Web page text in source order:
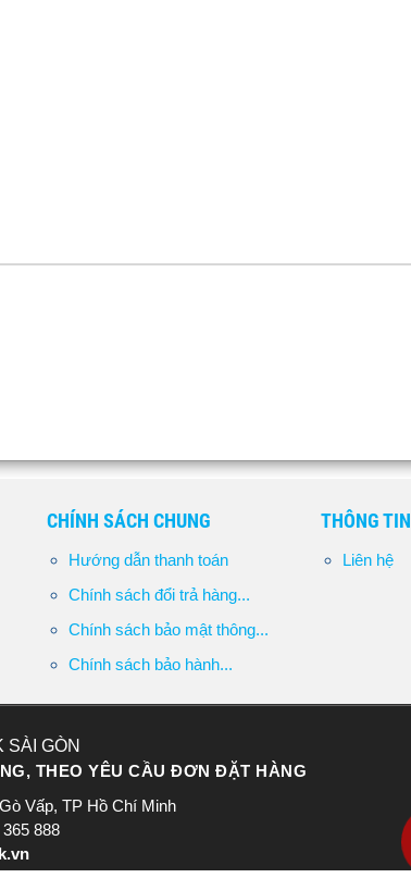
CHÍNH SÁCH CHUNG
Hướng dẫn thanh toán
Chính sách đổi trả hàng...
Chính sách bảo mật thông...
Chính sách bảo hành...
THÔNG TIN
Liên hệ
SÀI GÒN
THEO YÊU CẦU ĐƠN ĐẶT HÀNG
Vấp, TP Hồ Chí Minh
888​